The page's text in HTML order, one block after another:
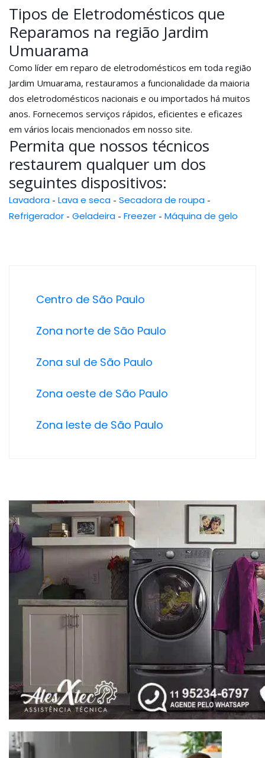
Tipos de Eletrodomésticos que
Reparamos na região Jardim
Umuarama
Como líder em reparo de eletrodomésticos em toda região
Jardim Umuarama, restauramos a funcionalidade da maioria
dos eletrodomésticos nacionais e ou importados há muitos
anos. Fornecemos serviços rápidos, eficientes e eficazes
em vários locais mencionados em nosso site.
Permita que nossos técnicos
restaurem qualquer um dos
seguintes dispositivos:
Lavadora - Lava e seca - Secadora de roupa -
Refrigerador - Geladeira - Freezer - Máquina de gelo
Centro de São Paulo
Zona norte de São Paulo
Zona sul de São Paulo
Zona oeste de São Paulo
Zona leste de São Paulo